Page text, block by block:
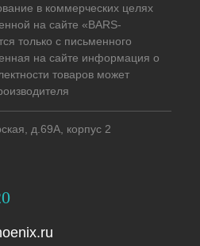
в коммерческих целях
на сайте «BARS-
только с письменного
на сайте информация о
товаров может
д.69А, корпус 2